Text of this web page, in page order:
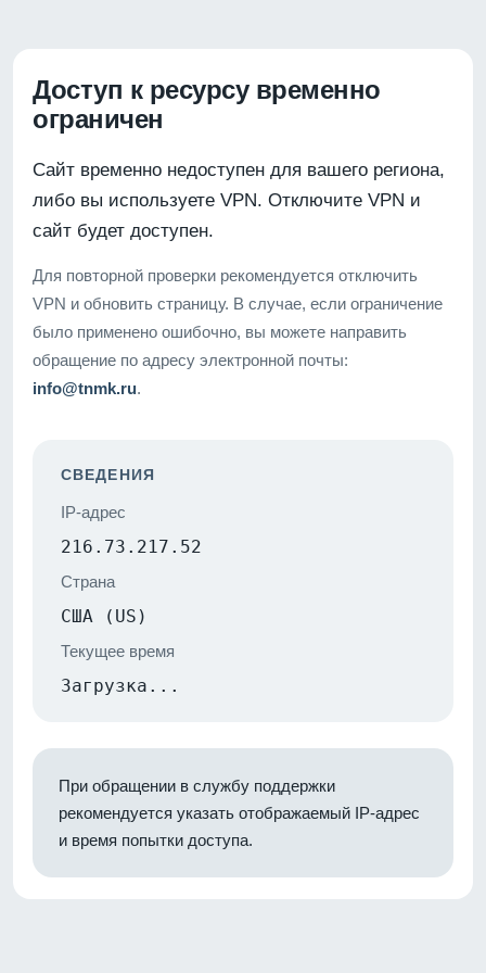
Доступ к ресурсу временно
ограничен
Сайт временно недоступен для вашего региона,
либо вы используете VPN. Отключите VPN и
сайт будет доступен.
Для повторной проверки рекомендуется отключить
VPN и обновить страницу. В случае, если ограничение
было применено ошибочно, вы можете направить
обращение по адресу электронной почты:
info@tnmk.ru.
СВЕДЕНИЯ
IP-адрес
216.73.217.52
Страна
США (US)
Текущее время
Загрузка...
При обращении в службу поддержки
рекомендуется указать отображаемый IP-адрес
и время попытки доступа.